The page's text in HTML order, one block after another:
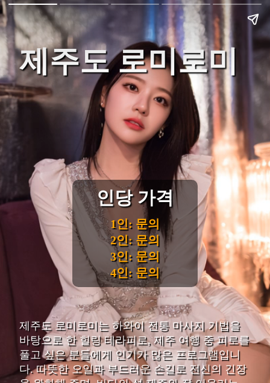
제주도 로미로미
인당 가격
1인: 문의
2인: 문의
3인: 문의
4인: 문의
제주도 로미로미는 하와이 전통 마사지 기법을
바탕으로 한 힐링 테라피로, 제주 여행 중 피로를
풀고 싶은 분들에게 인기가 많은 프로그램입니
다. 따뜻한 오일과 부드러운 손길로 전신의 긴장